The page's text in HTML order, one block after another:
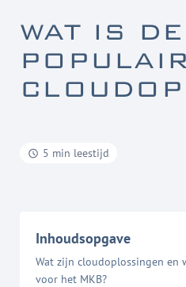
WAT IS DE
5 min leestijd
Inhoudsopgave
Wat zijn cloudoplossingen en
voor het MKB?